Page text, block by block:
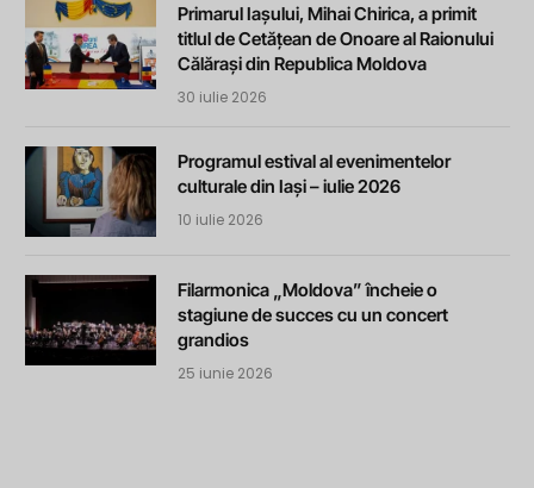
Primarul Iașului, Mihai Chirica, a primit
titlul de Cetățean de Onoare al Raionului
Călărași din Republica Moldova
30 iulie 2026
Programul estival al evenimentelor
culturale din Iași – iulie 2026
10 iulie 2026
Filarmonica „Moldova” încheie o
stagiune de succes cu un concert
grandios
25 iunie 2026